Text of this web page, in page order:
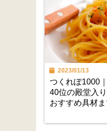
2023/01/13
つくれぽ1000
40位の殿堂入
おすすめ具材